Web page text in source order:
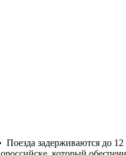
в Новороссийске, который обеспечивает 80% экспорта казахской нефти • В Белграде проходит официальная встреча Зеленского и Вучича • Бывший игрок НБА Энес Фридом подал заявку в женскую баскетбольную лигу США — WNBA • Экспорт сельхозпродукции из Украины в сезоне 2026-2027 годов может сократиться более чем вдвое из-за российских ударов по портам Одесской области • SpaceX и Tesla строят проект Terafab – самый большой комплекс по производству чипов в мире • В Верховной Раде экс-министру обороны Федорову предлагают мобилизоваться • В бывших польских селах Островки и Воля-Островецкая на Волыни в результате эксгумационных работ обнаружены останки 55 жертв Волынской резни, в том числе 26 детей • ГУР, зачем-то, показали видео сегодняшней атаки морского дрона на отдыхающих на пляжах Ялты • Пентагон отстранил от должности ключевого военного чиновника, координирующего поставки военной помощи Украине • Поезда задерживаются до 12 часов по всей Украине • США убедили Украину отказаться от ударов по нефтяным танкерам и объектам Каспийского трубопроводного консорциума в Новороссийске, который обеспечивает 80% экспорта казахской нефти • В Белграде проходит официальная встреча Зеленского и Вучича • Бывший игрок НБА Энес Фридом подал заявку в женскую баскетбольную лигу США — WNBA • Экспорт сельхозпродукции из Украины в сезоне 2026-2027 годов может сократиться более чем вдвое из-за российских ударов по портам Одесской области • SpaceX и Tesla